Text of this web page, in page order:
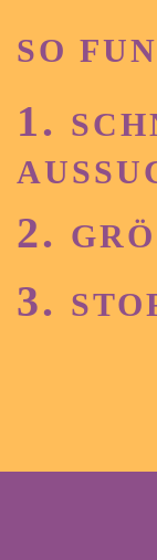
SO
1.
2.
3.